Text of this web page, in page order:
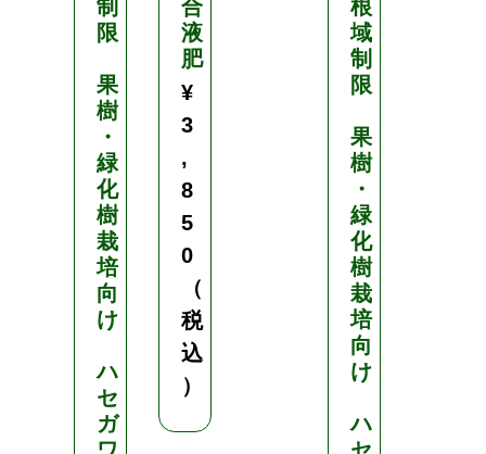
制
限
果
樹
・
緑
化
樹
栽
培
向
け
ハ
セ
ガ
合
液
肥
¥
3
,
8
5
0
（
税
込
）
根
域
制
限
果
樹
・
緑
化
樹
栽
培
向
け
ハ